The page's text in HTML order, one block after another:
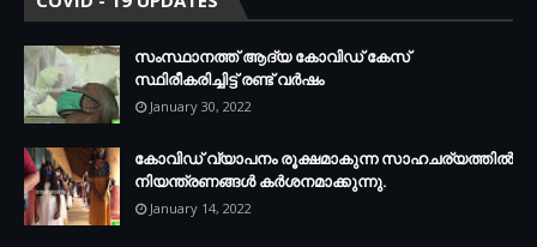
സംസ്ഥാനത്ത് ആദ്യ കോവിഡ് കേസ്
സ്ഥിരീകരിച്ചിട്ട് രണ്ട് വര്‍ഷം
January 30, 2022
കോവിഡ് വ്യാപനം രൂക്ഷമാകുന്ന സാഹചര്യത്തില്‍
നിയന്ത്രണങ്ങള്‍ കര്‍ശനമാക്കുന്നു.
January 14, 2022